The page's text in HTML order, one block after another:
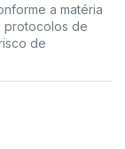
a matéria
protocolos de
de